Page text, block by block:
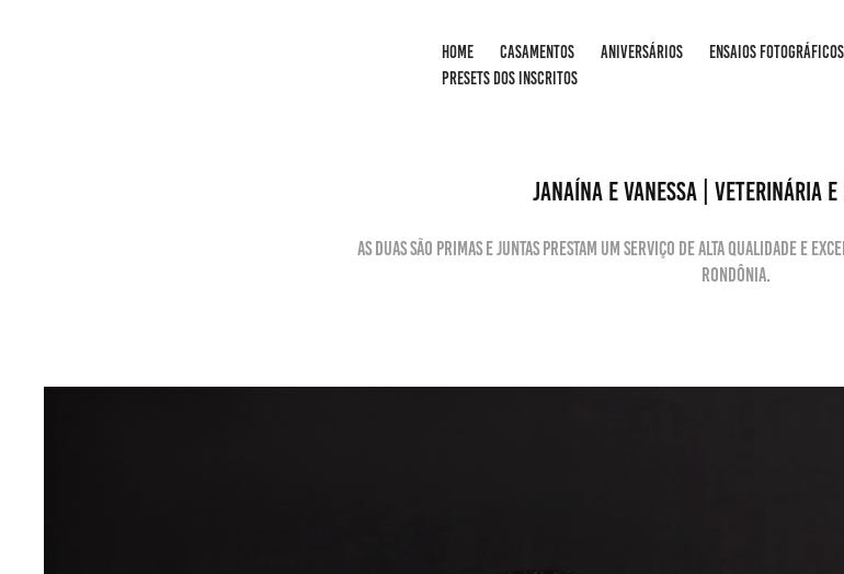
HOME CASAMENTOS ANIVERSÁRIOS ENSAIOS FOTOGRÁFICOS
PRESETS DOS INSCRITOS
JANAÍNA E VANESSA | VETERINÁRIA
As duas são primas e juntas prestam um serviço de alta qualidade e
Rondônia.